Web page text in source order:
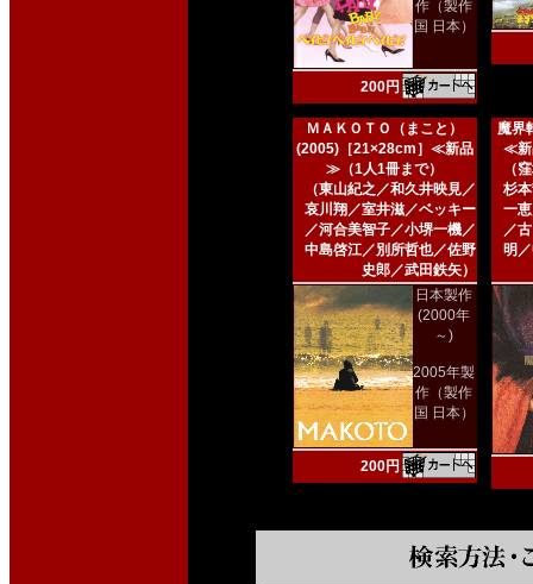
作（製作
国 日本）
200円
ＭＡＫＯＴＯ（まこと）
(2005)［21×28cm］≪新品
≫（1人1冊まで）
（東山紀之／和久井映見／
哀川翔／室井滋／ベッキー
／河合美智子／小堺一機／
中島啓江／別所哲也／佐野
史郎／武田鉄矢）
日本製作
(2000年
～)
2005年製
作（製作
国 日本）
200円
魔界
≪新
（
杉
一
／
明